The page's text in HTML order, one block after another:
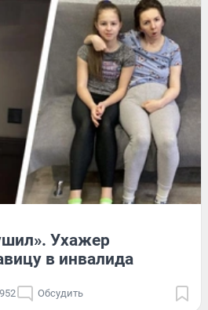
Ухажер
в инвалида
952 Обсудить